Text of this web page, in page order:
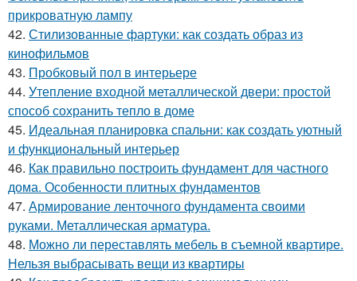
прикроватную лампу
42. Стилизованные фартуки: как создать образ из
кинофильмов
43. Пробковый пол в интерьере
44. Утепление входной металлической двери: простой
способ сохранить тепло в доме
45. Идеальная планировка спальни: как создать уютный
и функциональный интерьер
46. Как правильно построить фундамент для частного
дома. Особенности плитных фундаментов
47. Армирование ленточного фундамента своими
руками. Металлическая арматура.
48. Можно ли переставлять мебель в съемной квартире.
Нельзя выбрасывать вещи из квартиры